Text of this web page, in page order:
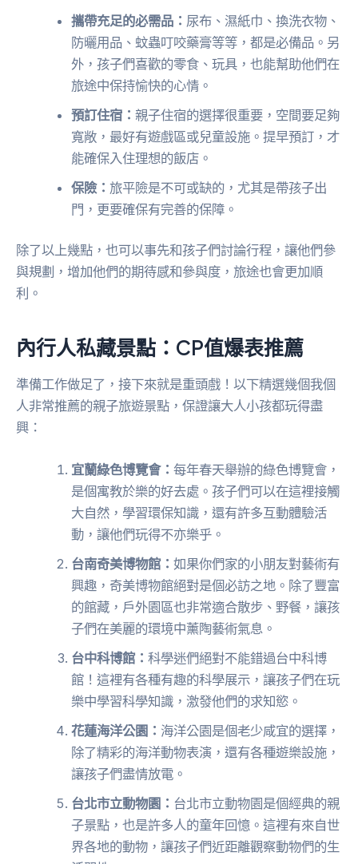
攜帶充足的必需品： 尿布、濕紙巾、換洗衣物、
防曬用品、蚊蟲叮咬藥膏等等，都是必備品。另
外，孩子們喜歡的零食、玩具，也能幫助他們在
旅途中保持愉快的心情。
預訂住宿：親子住宿的選擇很重要，空間要足夠
寬敞，最好有遊戲區或兒童設施。提早預訂，才
能確保入住理想的飯店。
保險：旅平險是不可或缺的，尤其是帶孩子出
門，更要確保有完善的保障。
除了以上幾點，也可以事先和孩子們討論行程，讓他們參
與規劃，增加他們的期待感和參與度，旅途也會更加順
利。
內行人私藏景點：CP值爆表推薦
準備工作做足了，接下來就是重頭戲！以下精選幾個我個
人非常推薦的親子旅遊景點，保證讓大人小孩都玩得盡
興：
宜蘭綠色博覽會：每年春天舉辦的綠色博覽會，
是個寓教於樂的好去處。孩子們可以在這裡接觸
大自然，學習環保知識，還有許多互動體驗活
動，讓他們玩得不亦樂乎。
台南奇美博物館：如果你們家的小朋友對藝術有
興趣，奇美博物館絕對是個必訪之地。除了豐富
的館藏，戶外園區也非常適合散步、野餐，讓孩
子們在美麗的環境中薰陶藝術氣息。
台中科博館：科學迷們絕對不能錯過台中科博
館！這裡有各種有趣的科學展示，讓孩子們在玩
樂中學習科學知識，激發他們的求知慾。
花蓮海洋公園： 海洋公園是個老少咸宜的選擇，
除了精彩的海洋動物表演，還有各種遊樂設施，
讓孩子們盡情放電。
台北市立動物園： 台北市立動物園是個經典的親
子景點，也是許多人的童年回憶。這裡有來自世
界各地的動物，讓孩子們近距離觀察動物們的生